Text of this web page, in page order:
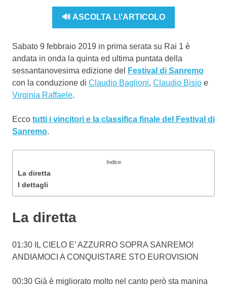
🔊 ASCOLTA L\'ARTICOLO
Sabato 9 febbraio 2019 in prima serata su Rai 1 è
andata in onda la quinta ed ultima puntata della
sessantanovesima edizione del
Festival di Sanremo
con la conduzione di Claudio Baglioni, Claudio Bisio e
Virginia Raffaele.
Ecco tutti i vincitori e la classifica finale del Festival di
Sanremo.
Indice
La diretta
I dettagli
La diretta
01:30 IL CIELO E’ AZZURRO SOPRA SANREMO!
ANDIAMOCI A CONQUISTARE STO EUROVISION
00:30 Già è migliorato molto nel canto però sta manina